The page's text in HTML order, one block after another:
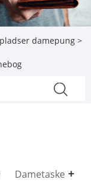
damepung >
Dametaske